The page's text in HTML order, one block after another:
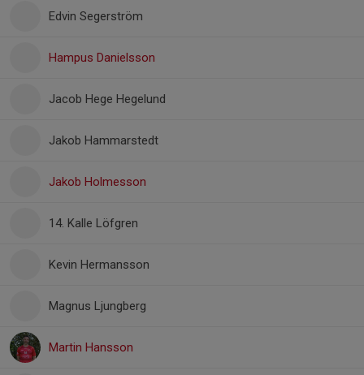
Edvin Segerström
Hampus Danielsson
Jacob Hege Hegelund
Jakob Hammarstedt
Jakob Holmesson
14. Kalle Löfgren
Kevin Hermansson
Magnus Ljungberg
Martin Hansson